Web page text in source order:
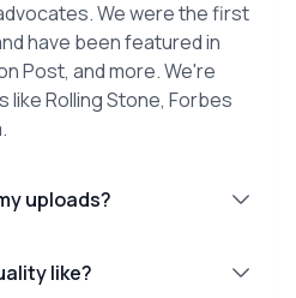
We were the first
have been featured in
Post, and more. We're
Rolling Stone, Forbes
uploads?
like?